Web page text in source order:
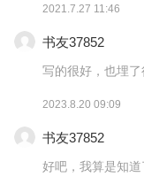
2021.7.27 11:46
书友37852
写的很好，也埋了
2023.8.20 09:09
书友37852
好吧，我算是知